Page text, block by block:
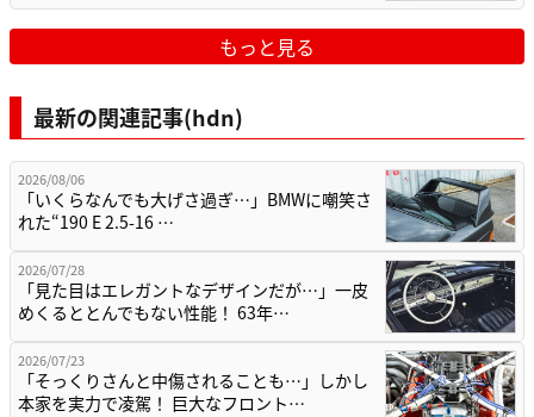
もっと見る
最新の関連記事(hdn)
2026/08/06
「いくらなんでも大げさ過ぎ…」BMWに嘲笑さ
れた“190 E 2.5-16 …
2026/07/28
「見た目はエレガントなデザインだが…」一皮
めくるととんでもない性能！ 63年…
2026/07/23
「そっくりさんと中傷されることも…」しかし
本家を実力で凌駕！ 巨大なフロント…